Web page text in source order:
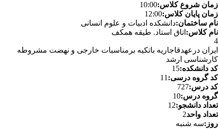
زمان شروع کلاس:10:00
زمان پایان کلاس:12:00
نام ساختمان:دانشکده ادبیات و علوم انسانی
نام کلاس: اتاق استاد. طیقه همکف
4
ایران درعهدقاجاریه باتکیه برمناسبات خارجی و نهضت مشروطه
کارشناسی ارشد
کد دانشکده:15
کد گروه درسی: 11
کد درس:727
گروه درس:10
تعداد دانشجو:12
تعداد واحد2
روز:سه شنبه